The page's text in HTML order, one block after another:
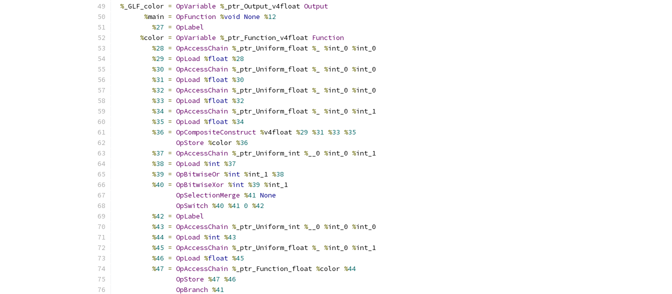
% _GLF_color = OpVariable % _ptr_Output_v4float Output
%main = OpFunction %void None %12
%27 = OpLabel
%color = OpVariable % _ptr_Function_v4float Function
%28 = OpAccessChain % _ptr_Uniform_float % %int_0 %int_0
%29 = OpLoad %float %28
%30 = OpAccessChain % _ptr_Uniform_float % %int_0 %int_0
%31 = OpLoad %float %30
%32 = OpAccessChain % _ptr_Uniform_float % %int_0 %int_0
%33 = OpLoad %float %32
%34 = OpAccessChain % _ptr_Uniform_float % %int_0 %int_1
%35 = OpLoad %float %34
%36 = OpCompositeConstruct %v4float %29 %31 %33 %35
OpStore %color %36
%37 = OpAccessChain % _ptr_Uniform_int % __0 %int_0 %int_1
%38 = OpLoad %int %37
%39 = OpBitwiseOr %int %int_1 %38
%40 = OpBitwiseXor %int %39 %int_1
OpSelectionMerge %41 None
OpSwitch %40 %41 0 %42
%42 = OpLabel
%43 = OpAccessChain % _ptr_Uniform_int % __0 %int_0 %int_0
%44 = OpLoad %int %43
%45 = OpAccessChain % _ptr_Uniform_float % %int_0 %int_1
%46 = OpLoad %float %45
%47 = OpAccessChain % _ptr_Function_float %color %44
OpStore %47 %46
OpBranch %41